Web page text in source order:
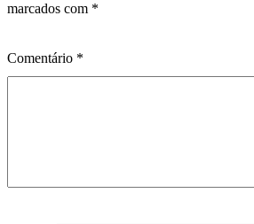
marcados com *
Comentário *